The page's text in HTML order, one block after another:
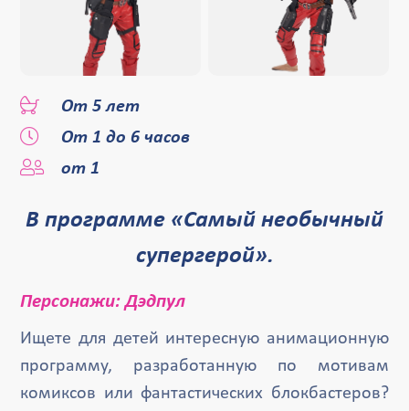
От 5 лет
От 1 до 6 часов
от 1
В программе «Самый необычный
супергерой».
Персонажи: Дэдпул
Ищете для детей интересную анимационную
программу, разработанную по мотивам
комиксов или фантастических блокбастеров?